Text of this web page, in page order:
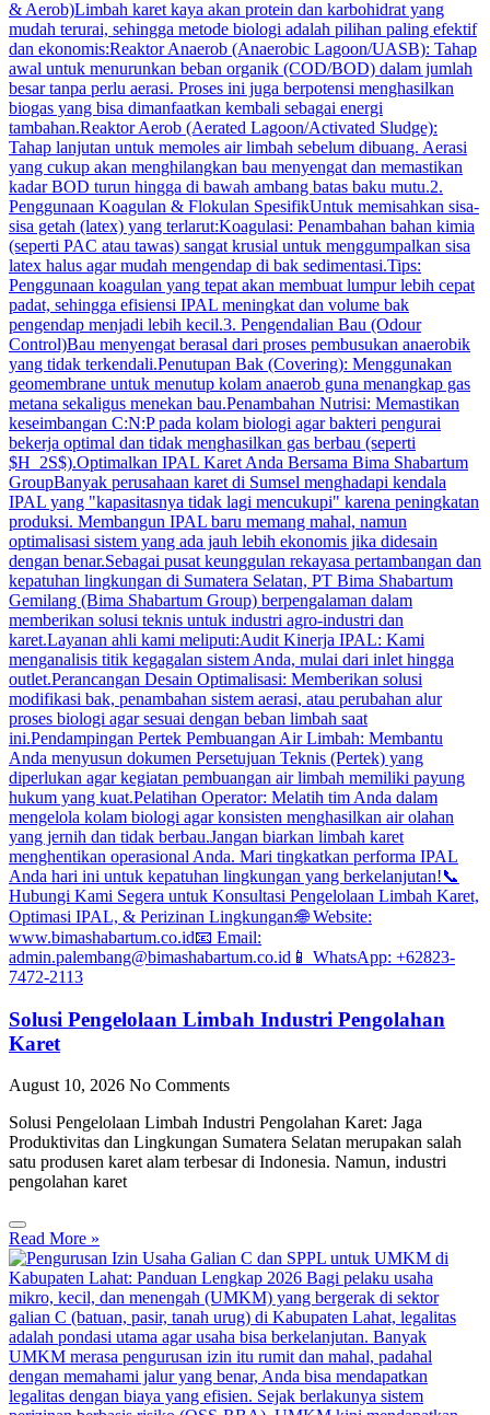
Solusi Pengelolaan Limbah Industri Pengolahan
Karet
August 10, 2026 No Comments
Solusi Pengelolaan Limbah Industri Pengolahan Karet: Jaga
Produktivitas dan Lingkungan Sumatera Selatan merupakan salah
satu produsen karet alam terbesar di Indonesia. Namun, industri
pengolahan karet
Read More »